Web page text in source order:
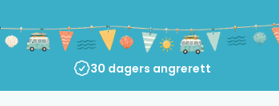
30 dagers angrerett